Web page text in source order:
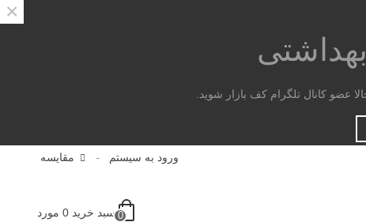
کانال تلگرام کف بازار شوید.
×
ورود به سیستم مقایسه
0 سبد خرید 0 مورد